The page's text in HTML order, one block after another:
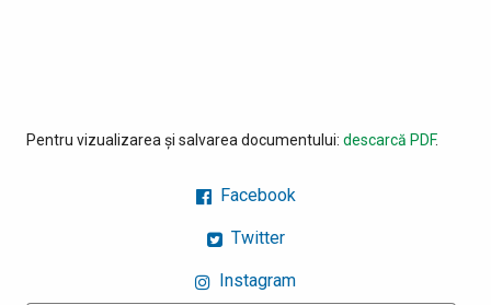
Pentru vizualizarea și salvarea documentului: descarcă PDF.
Facebook
Twitter
Instagram